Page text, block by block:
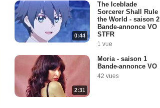
0:44
The Iceblade
Sorcerer Shall Rule
the World - saison 2
Bande-annonce VO
STFR
1 vue
2:31
Moria - saison 1
Bande-annonce VO
42 vues